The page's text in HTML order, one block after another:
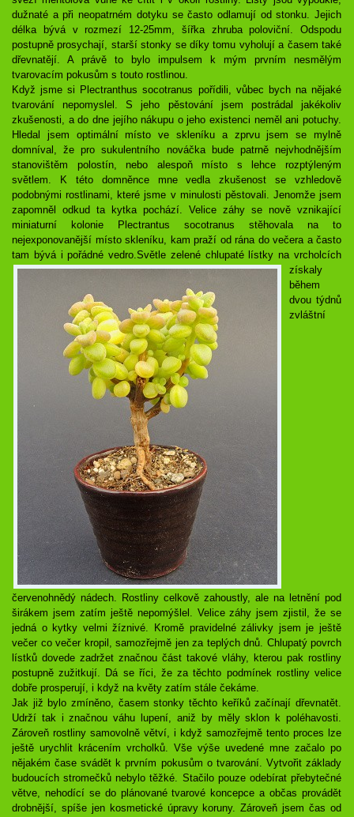
dužnaté a při neopatrném dotyku se často odlamují od stonku. Jejich
délka bývá v rozmezí 12-25mm, šířka zhruba poloviční. Odspodu
postupně prosychají, starší stonky se díky tomu vyholují a časem také
dřevnatějí. A právě to bylo impulsem k mým prvním nesmělým
tvarovacím pokusům s touto rostlinou.
Když jsme si Plectranthus socotranus pořídili, vůbec bych na nějaké
tvarování nepomyslel. S jeho pěstování jsem postrádal jakékoliv
zkušenosti, a do dne jejího nákupu o jeho existenci neměl ani potuchy.
Hledal jsem optimální místo ve skleníku a zprvu jsem se mylně
domníval, že pro sukulentního nováčka bude patrně nejvhodnějším
stanovištěm polostín, nebo alespoň místo s lehce rozptýleným
světlem. K této domněnce mne vedla zkušenost se vzhledově
podobnými rostlinami, které jsme v minulosti pěstovali. Jenomže jsem
zapomněl odkud ta kytka pochází. Velice záhy se nově vznikající
miniaturní kolonie Plectrantus socotranus stěhovala na to
nejexponovanější místo skleníku, kam praží od rána do večera a často
tam bývá i pořádné vedro.Světle zelené chlupaté lístky na vrcholcích
získaly
během
dvou týdnů
zvláštní
červenohnědý nádech. Rostliny celkově zahoustly, ale na letnění pod
širákem jsem zatím ještě nepomýšlel. Velice záhy jsem zjistil, že se
jedná o kytky velmi žíznivé. Kromě pravidelné zálivky jsem je ještě
večer co večer kropil, samozřejmě jen za teplých dnů. Chlupatý povrch
lístků dovede zadržet značnou část takové vláhy, kterou pak rostliny
postupně zužitkují. Dá se říci, že za těchto podmínek rostliny velice
dobře prosperují, i když na květy zatím stále čekáme.
Jak již bylo zmíněno, časem stonky těchto keříků začínají dřevnatět.
Udrží tak i značnou váhu lupení, aniž by měly sklon k poléhavosti.
Zároveň rostliny samovolně větví, i když samozřejmě tento proces lze
ještě urychlit krácením vrcholků. Vše výše uvedené mne začalo po
nějakém čase svádět k prvním pokusům o tvarování. Vytvořit základy
budoucích stromečků nebylo těžké. Stačilo pouze odebírat přebytečné
větve, nehodící se do plánované tvarové koncepce a občas provádět
drobnější, spíše jen kosmetické úpravy koruny. Zároveň jsem čas od